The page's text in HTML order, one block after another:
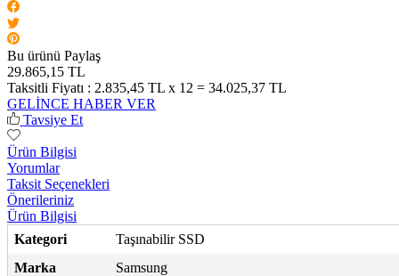
Bu ürünü Paylaş
29.865,15 TL
Taksitli Fiyatı : 2.835,45 TL x 12 = 34.025,37 TL
GELİNCE HABER VER
Tavsiye Et
Ürün Bilgisi
Yorumlar
Taksit Seçenekleri
Önerileriniz
Ürün Bilgisi
Kategori
Taşınabilir SSD
Marka
Samsung